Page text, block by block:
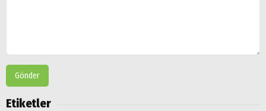
Gönder
Etiketler